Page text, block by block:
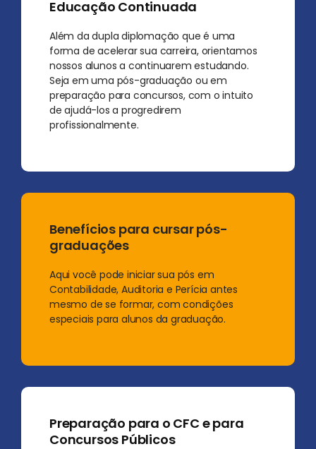
Educação Continuada
Além da dupla diplomação que é uma
forma de acelerar sua carreira, orientamos
nossos alunos a continuarem estudando.
Seja em uma pós-graduação ou em
preparação para concursos, com o intuito
de ajudá-los a progredirem
profissionalmente.
Benefícios para cursar pós-
graduações
Aqui você pode iniciar sua pós em
Contabilidade, Auditoria e Perícia antes
mesmo de se formar, com condições
especiais para alunos da graduação.
Preparação para o CFC e para
Concursos Públicos